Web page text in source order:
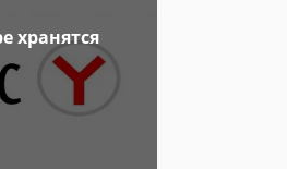
хранятся